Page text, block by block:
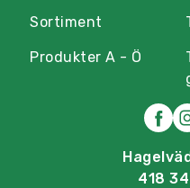
Sortiment
Produkter A - Ö
418